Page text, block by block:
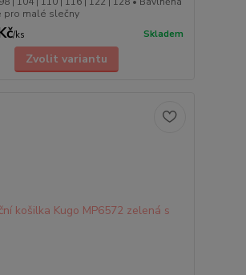
pro malé slečny
/ks Skladem
Zvolit variantu